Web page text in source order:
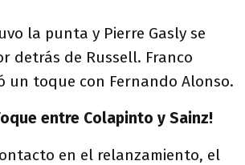
la punta y Pierre Gasly se
detrás de Russell. Franco
un toque con Fernando Alonso.
entre Colapinto y Sainz!
en el relanzamiento, el